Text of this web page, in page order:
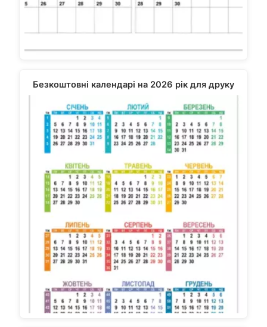
Безкоштовні календарі на 2026 рік для друку